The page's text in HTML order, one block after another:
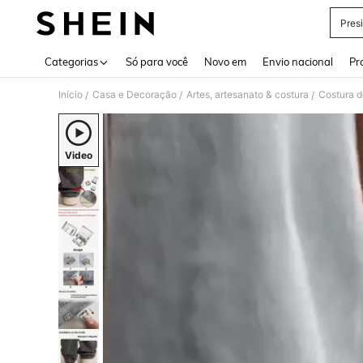
Categorias Só para você Novo em Envio nacional
Início / Casa e Decoração / Artes, artesanato & costura / Costura
Video